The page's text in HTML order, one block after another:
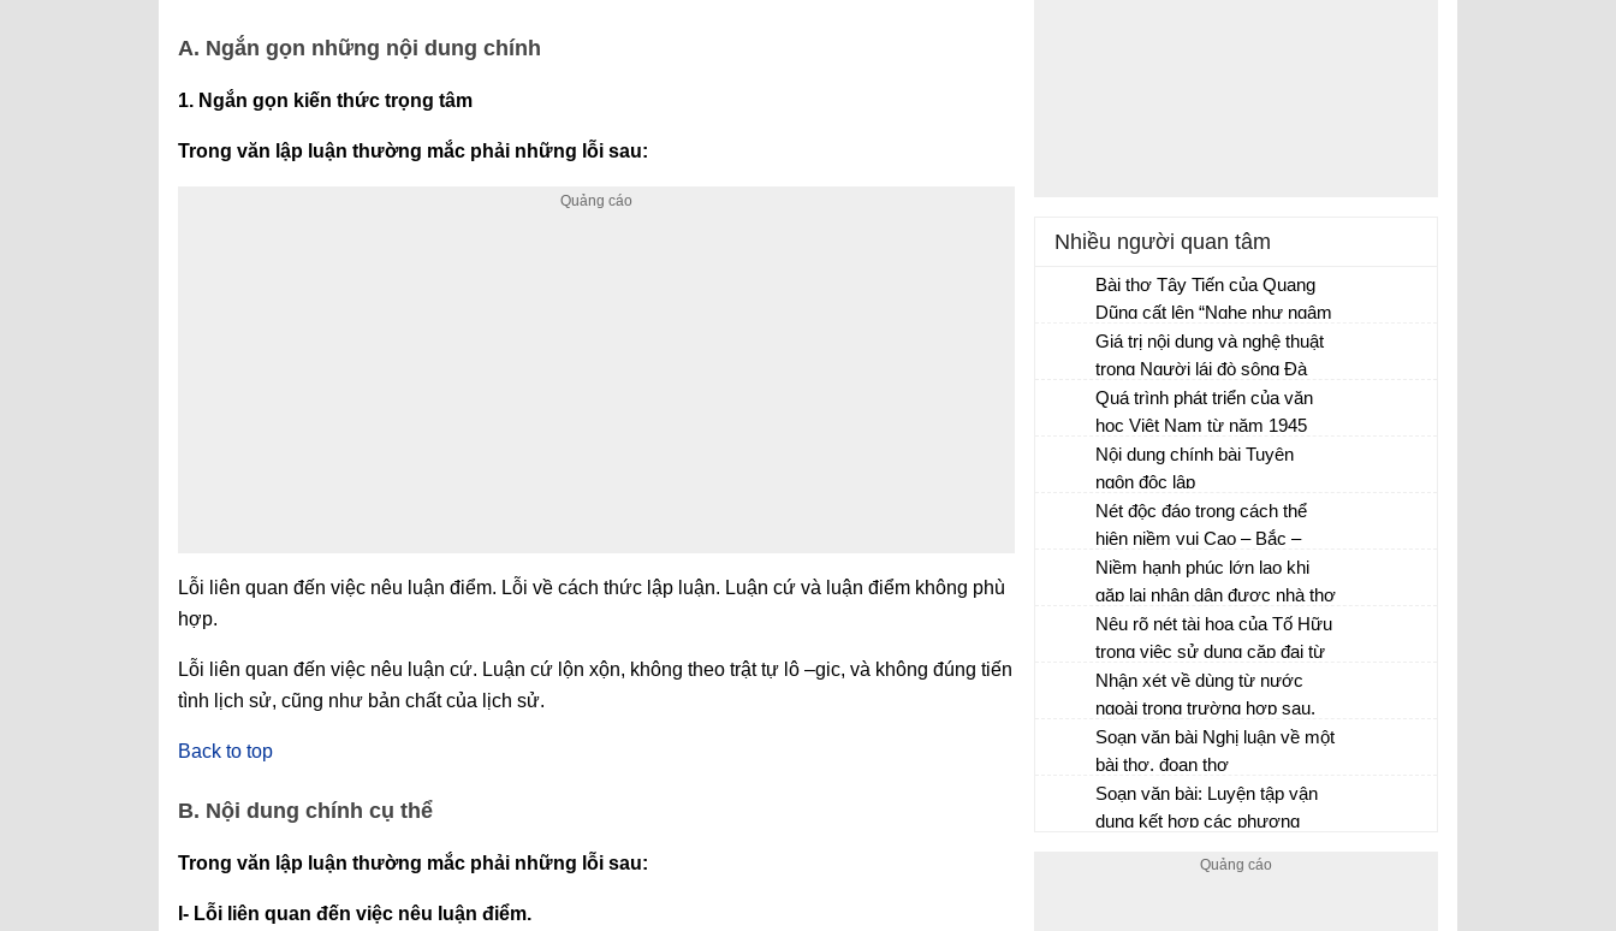
A. Ngắn gọn những nội dung chính
1. Ngắn gọn kiến thức trọng tâm
Trong văn lập luận thường mắc phải những lỗi sau:
Lỗi liên quan đến việc nêu luận điểm. Lỗi về cách thức lập luận. Luận cứ và luận điểm không phù
hợp.
Lỗi liên quan đến việc nêu luận cứ. Luận cứ lộn xộn, không theo trật tự lô –gic, và không đúng tiến
tình lịch sử, cũng như bản chất của lịch sử.
Back to top
B. Nội dung chính cụ thể
Trong văn lập luận thường mắc phải những lỗi sau:
I- Lỗi liên quan đến việc nêu luận điểm.
Nhiều người quan tâm
Bài thơ Tây Tiến của Quang
Dũng cất lên “Nghe như ngậm
nhạc trong miệng” Phân tích
bài thơ Tây Tiến để làm rõ
ngòi bút nghệ thuật của Quang
Dũng.
Văn mẫu 12
Giá trị nội dung và nghệ thuật
trong Người lái đò sông Đà
Văn mẫu 12
Quá trình phát triển của văn
học Việt Nam từ năm 1945
đến hết thế kỉ XX...
Nội dung chính bài Tuyên
ngôn độc lập
Nét độc đáo trong cách thể
hiện niềm vui Cao – Bắc –
Lạng được giải phóng qua
phần đầu và phần cuối của bài
thơ?
Niềm hạnh phúc lớn lao khi
gặp lại nhân dân được nhà thơ
thể hiện trong khổ thơ nào?
Phân tích đặc sắc về nghệ
thuật của khổ thơ đó
Nêu rõ nét tài hoa của Tố Hữu
trong việc sử dụng cặp đại từ
xưng hô mình – ta trong bài
thơ
Nhận xét về dùng từ nước
ngoài trong trường hợp sau.
Hãy thay những từ ngữ cho là
lạm dụng bằng từ ngữ tiếng
việt tương ứng
Soạn văn bài Nghị luận về một
bài thơ, đoạn thơ
Soạn văn bài: Luyện tập vận
dụng kết hợp các phương